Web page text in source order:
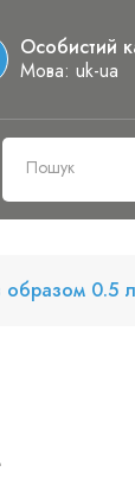
Особистий
Мова: uk-ua
0.5